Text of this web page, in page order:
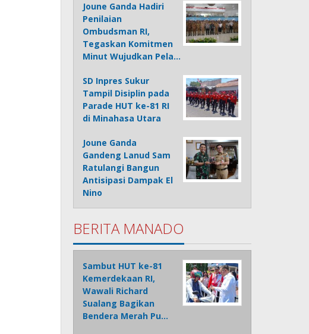
Joune Ganda Hadiri
Penilaian
Ombudsman RI,
Tegaskan Komitmen
Minut Wujudkan Pela…
SD Inpres Sukur
Tampil Disiplin pada
Parade HUT ke-81 RI
di Minahasa Utara
Joune Ganda
Gandeng Lanud Sam
Ratulangi Bangun
Antisipasi Dampak El
Nino
BERITA MANADO
Sambut HUT ke-81
Kemerdekaan RI,
Wawali Richard
Sualang Bagikan
Bendera Merah Pu…